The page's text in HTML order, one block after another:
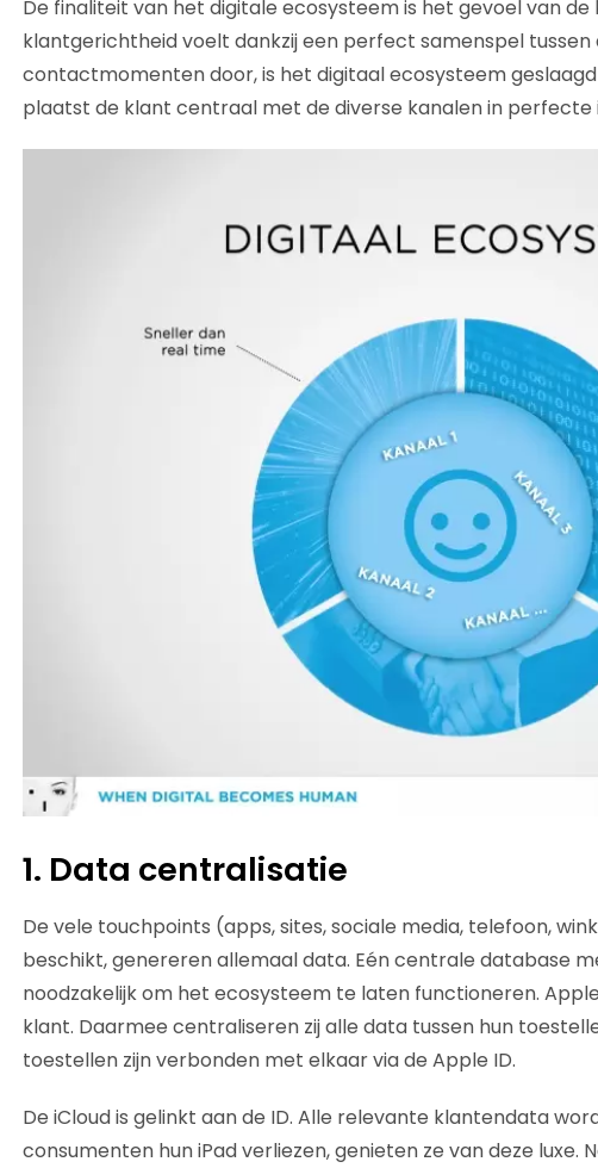
De finaliteit van het digitale ecosysteem is het gevoel van
klantgerichtheid voelt dankzij een perfect samenspel tussen
contactmomenten door, is het digitaal ecosysteem
plaatst de klant centraal met de diverse kanalen in
1. Data centralisatie
De vele touchpoints (apps, sites, sociale media, telefoon,
beschikt, genereren allemaal data. Eén centrale database
noodzakelijk om het ecosysteem te laten functioneren.
klant. Daarmee centraliseren zij alle data tussen hun
toestellen zijn verbonden met elkaar via de Apple ID.
De iCloud is gelinkt aan de ID. Alle relevante klantendata
consumenten hun iPad verliezen, genieten ze van deze luxe.